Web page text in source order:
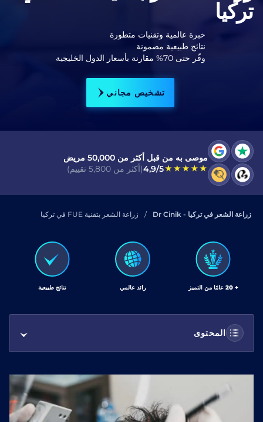
لقد قرأت وقبلت الموافقة على الرسالة الإلكترونية التجارية
أرسل
تركيا
خبرة عالمية وتقنيات متطورة
نتائج طبيعية مضمونة
وفّر حتى 70% مقارنة بأسعار الدول الخليجية
تشخيص مجاني
موصى به من قبل أكثر من 50,000 مريض
4,9/5(أكثر من 5,800 تقييم)
زراعة الشعر في تركيا - Dr Cinik زراعة الشعر بتقنية FUE في تركيا
+ 20 عامًا من التميز رائد عالمي نتائج طبيعية
المحتوى